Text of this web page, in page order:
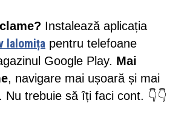
Instalează aplicația
Ialomița pentru telefoane
Google Play. Mai
, navigare mai ușoară și mai
trebuie să îți faci cont. 👇👇